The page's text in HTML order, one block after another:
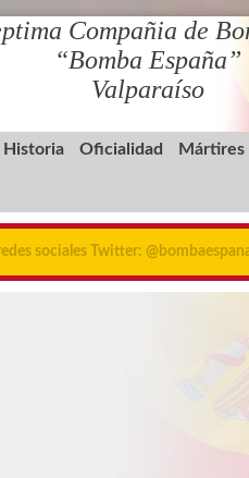
Compañia de
“Bomba España”
Valparaíso
Historia Oficialidad Mártires
sociales Twitter: